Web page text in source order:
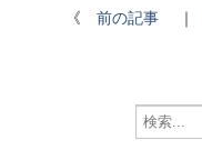
《 前の記事 ｜